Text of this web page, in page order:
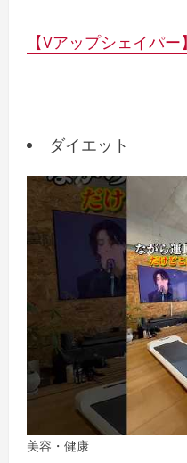
【Vアップシェイパー】
ダイエット
美容・健康